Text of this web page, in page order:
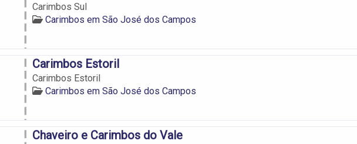
Carimbos Sul
Carimbos em São José dos Campos
Carimbos Estoril
Carimbos Estoril
Carimbos em São José dos Campos
Chaveiro e Carimbos do Vale